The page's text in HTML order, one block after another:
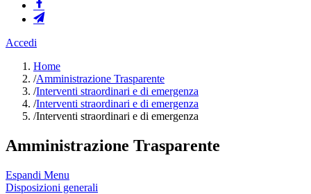
Accedi
Home
/Amministrazione Trasparente
/Interventi straordinari e di emergenza
/Interventi straordinari e di emergenza
/Interventi straordinari e di emergenza
Amministrazione Trasparente
Espandi Menu
Disposizioni generali